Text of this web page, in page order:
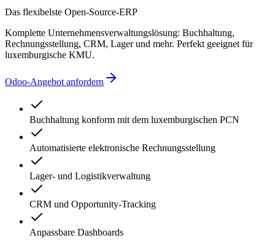
Das flexibelste Open-Source-ERP
Komplette Unternehmensverwaltungslösung: Buchhaltung,
Rechnungsstellung, CRM, Lager und mehr. Perfekt geeignet für
luxemburgische KMU.
Odoo-Angebot anfordern
Buchhaltung konform mit dem luxemburgischen PCN
Automatisierte elektronische Rechnungsstellung
Lager- und Logistikverwaltung
CRM und Opportunity-Tracking
Anpassbare Dashboards